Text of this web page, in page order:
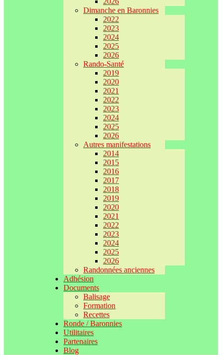
Dimanche en Baronnies
2022
2023
2024
2025
2026
Rando-Santé
2019
2020
2021
2022
2023
2024
2025
2026
Autres manifestations
2014
2015
2016
2017
2018
2019
2020
2021
2022
2023
2024
2025
2026
Randonnées anciennes
Adhésion
Documents
Balisage
Formation
Recettes
Ronde / Baronnies
Utilitaires
Partenaires
Blog